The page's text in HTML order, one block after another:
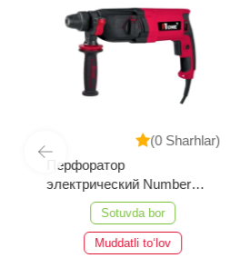
(0 Sharhlar)
Перфоратор
электрический Number
One EH1300/30-1
Sotuvda bor
Muddatli to‘lov